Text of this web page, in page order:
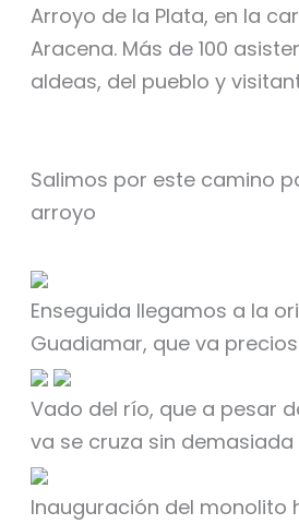
Arroyo de la Plata, en la
Aracena. Más de 100
aldeas, del pueblo y
Salimos por este camino
arroyo
Enseguida llegamos a la
Guadiamar, que va
Vado del río, que a pesar
va se cruza sin
Inauguración del monolito